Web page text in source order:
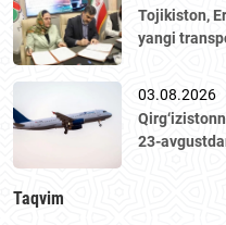
Tojikiston,
yangi
03.08.2026
23-
Taqvim